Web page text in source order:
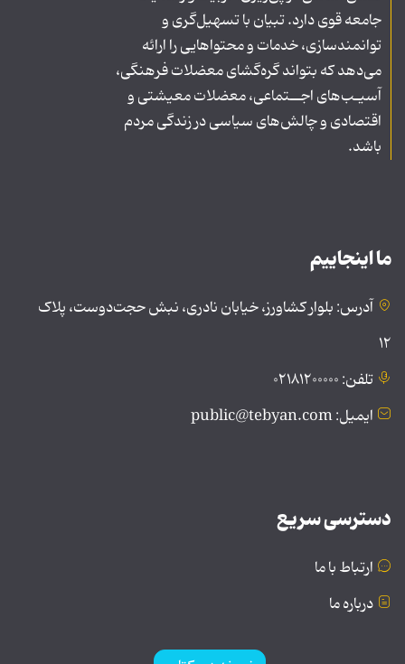
جامعه قوی دارد. تبیان با تسهیل‌گری و
توانمندسازی، خدمات و محتواهایی را ارائه
می‌دهد که بتواند گره‌گشای معضلات فرهنگی،
آسیـب‌های اجــتماعی، معضلات معیشتی و
اقتصادی و چالش‌های سیاسی در زندگی مردم
باشد.
ما اینجاییم
آدرس: بلوار کشاورز، خیابان نادری، نبش حجت‌دوست، پلاک
۱۲
تلفن: ۰۲۱۸۱۲۰۰۰۰۰
ایمیل: public@tebyan.com
دسترسی سریع
ارتباط با ما
درباره ما